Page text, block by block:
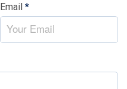
Email *